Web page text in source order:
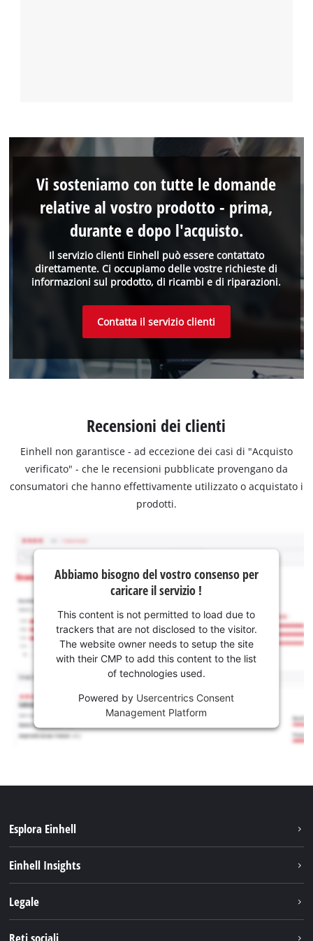
Il servizio clienti Einhell può essere contattato
direttamente. Ci occupiamo delle vostre richieste di
informazioni sul prodotto, di ricambi e di riparazioni.
Vi sosteniamo con tutte le domande
relative al vostro prodotto - prima,
durante e dopo l'acquisto.
Contatta il servizio clienti
Recensioni dei clienti
Einhell non garantisce - ad eccezione dei casi di "Acquisto
verificato" - che le recensioni pubblicate provengano da
consumatori che hanno effettivamente utilizzato o acquistato i
prodotti.
Abbiamo bisogno del vostro consenso per
caricare il servizio !
This content is not permitted to load due to
trackers that are not disclosed to the visitor.
The website owner needs to setup the site
with their CMP to add this content to the list
of technologies used.
Powered by Usercentrics Consent
Management Platform
Esplora Einhell
Chi siamo
Einhell Insights
Einhell prodotti
Legale